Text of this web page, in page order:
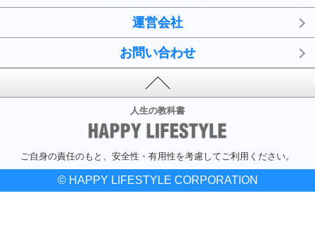
運営会社
お問い合わせ
人生の教科書
ご自身の責任のもと、安全性・有用性を考慮してご利用ください。
© HAPPY LIFESTYLE CORPORATION